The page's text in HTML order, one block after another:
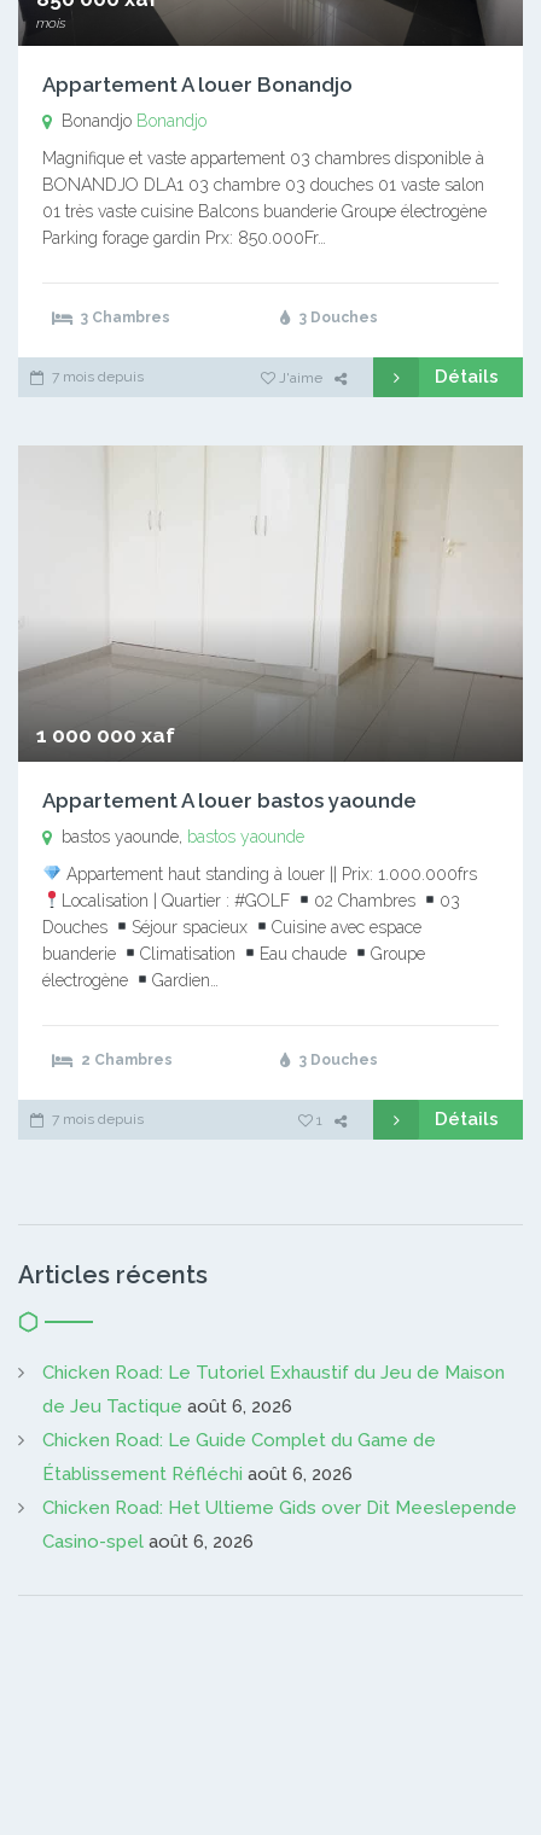
mois
Appartement A louer Bonandjo
Bonandjo Bonandjo
Magnifique et vaste appartement 03 chambres disponible à
BONANDJO DLA1 03 chambre 03 douches 01 vaste salon
01 très vaste cuisine Balcons buanderie Groupe électrogène
Parking forage gardin Prx: 850.000Fr…
3 Chambres 3 Douches
7 mois depuis J'aime Détails
1 000 000 xaf
Appartement A louer bastos yaounde
bastos yaounde, bastos yaounde
Appartement haut standing à louer || Prix: 1.000.000frs
Localisation | Quartier : #GOLF
02 Chambres
03
Douches
Séjour spacieux
Cuisine avec espace
buanderie
Climatisation Eau chaude
Groupe
électrogène
Gardien…
2 Chambres 3 Douches
7 mois depuis 1 Détails
Articles récents
Chicken Road: Le Tutoriel Exhaustif du Jeu de Maison
de Jeu Tactique août 6, 2026
Chicken Road: Le Guide Complet du Game de
Établissement Réfléchi août 6, 2026
Chicken Road: Het Ultieme Gids over Dit Meeslepende
Casino-spel août 6, 2026